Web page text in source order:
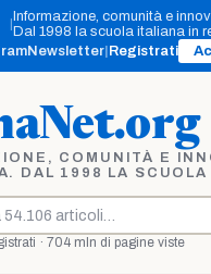
Informazione, comunità e
Dal 1998 la scuola italiana in
Newsletter Registrati
COMUNITÀ E
DAL 1998 LA SCUOLA
· 704 mln di pagine viste